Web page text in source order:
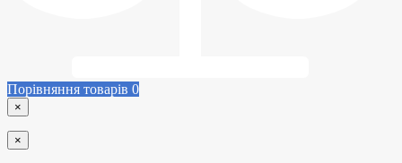
Порівняння товарів 0
×
×